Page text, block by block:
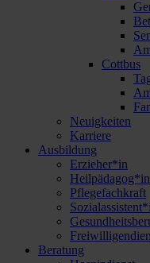
Cottbus
Neuigkeiten
Karriere
Ausbildung
Erzieher*in
Heilpädagog*in
Pflegefachkraft
Beratung